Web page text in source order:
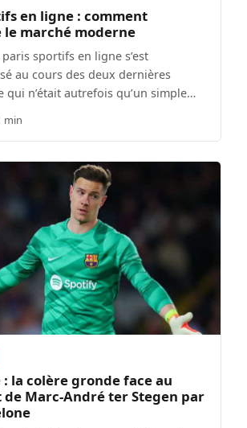
en ligne : comment
marché moderne
paris sportifs en ligne s’est
au cours des deux dernières
qui n’était autrefois qu’un simple…
min
la colère gronde face au
Marc-André ter Stegen par